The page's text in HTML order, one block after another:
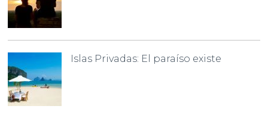
Islas Privadas: El paraíso existe